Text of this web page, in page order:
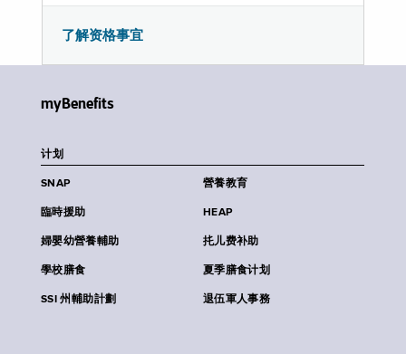
了解资格事宜
myBenefits
计划
SNAP 營養教育
臨時援助 HEAP
婦嬰幼營養輔助 扥儿费补助
學校膳食 夏季膳食计划
SSI 州輔助計劃 退伍軍人事務